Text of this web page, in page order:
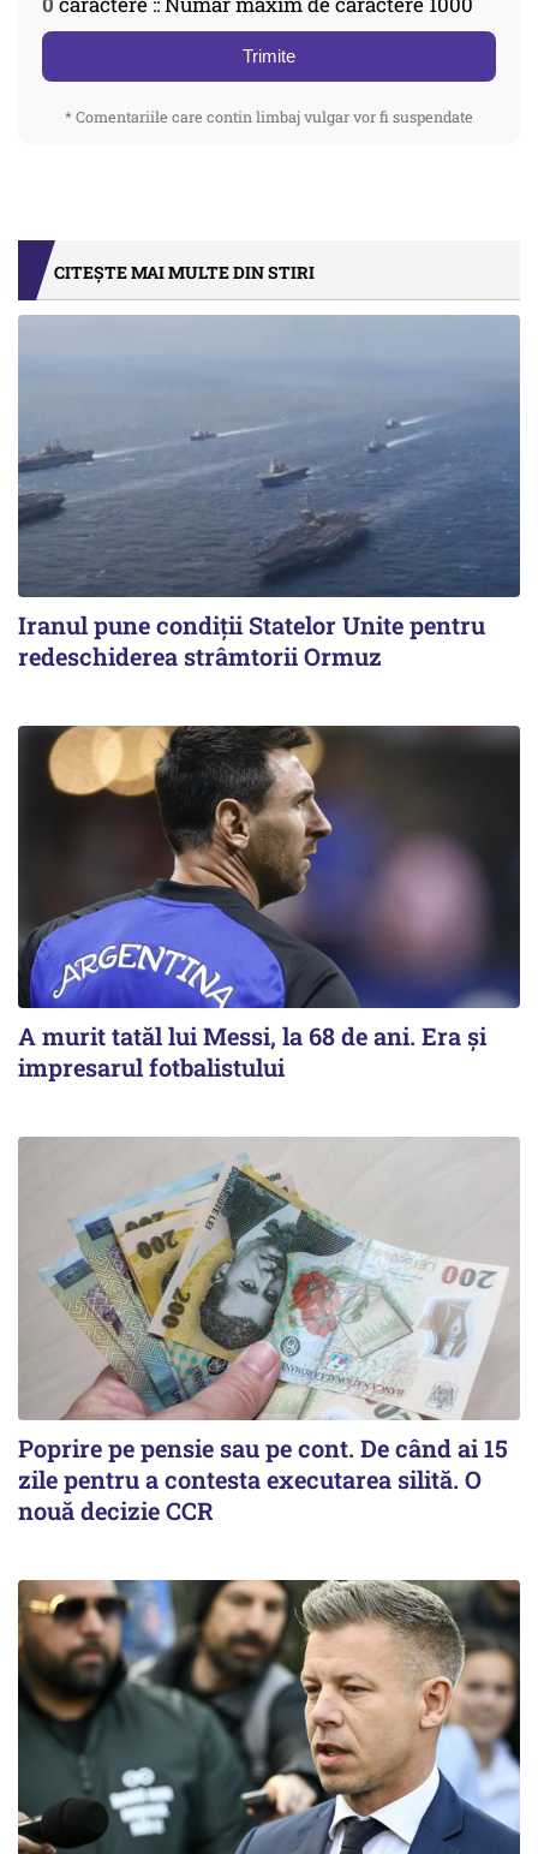
Trimite
* Comentariile care contin limbaj vulgar vor fi suspendate
CITEȘTE MAI MULTE DIN STIRI
Iranul pune condiții Statelor Unite pentru
redeschiderea strâmtorii Ormuz
A murit tatăl lui Messi, la 68 de ani. Era și
impresarul fotbalistului
Poprire pe pensie sau pe cont. De când ai 15
zile pentru a contesta executarea silită. O
nouă decizie CCR